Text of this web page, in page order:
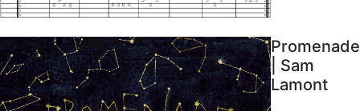
Promenade
| Sam
Lamont